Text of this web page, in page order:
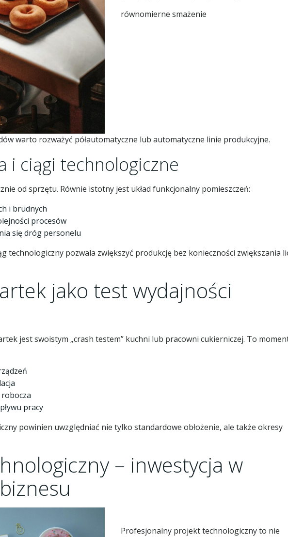
równomierne smażenie
warto rozważyć półautomatyczne lub automatyczne linie produkcyjne.
i ciągi technologiczne
od sprzętu. Równie istotny jest układ funkcjonalny pomieszczeń:
i brudnych
procesów
się dróg personelu
technologiczny pozwala zwiększyć produkcję bez konieczności zwiększania
jako test wydajności
jest swoistym „crash testem” kuchni lub pracowni cukierniczej. To
pracy
powinien uwzględniać nie tylko standardowe obłożenie, ale także okresy
– inwestycja w
Profesjonalny projekt technologiczny to nie